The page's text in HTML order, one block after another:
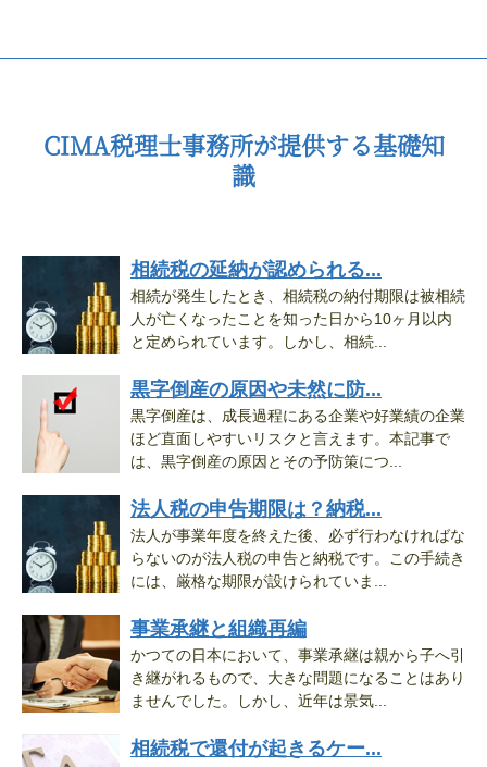
CIMA税理士事務所が提供する基礎知
識
相続税の延納が認められる...
相続が発生したとき、相続税の納付期限は被相続
人が亡くなったことを知った日から10ヶ月以内
と定められています。しかし、相続...
黒字倒産の原因や未然に防...
黒字倒産は、成長過程にある企業や好業績の企業
ほど直面しやすいリスクと言えます。本記事で
は、黒字倒産の原因とその予防策につ...
法人税の申告期限は？納税...
法人が事業年度を終えた後、必ず行わなければな
らないのが法人税の申告と納税です。この手続き
には、厳格な期限が設けられていま...
事業承継と組織再編
かつての日本において、事業承継は親から子へ引
き継がれるもので、大きな問題になることはあり
ませんでした。しかし、近年は景気...
相続税で還付が起きるケー...